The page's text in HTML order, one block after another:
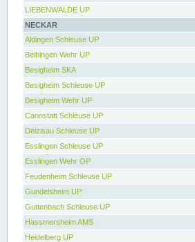
LIEBENWALDE UP
NECKAR
Aldingen Schleuse UP
Beihingen Wehr UP
Besigheim SKA
Besigheim Schleuse UP
Besigheim Wehr UP
Cannstatt Schleuse UP
Deizisau Schleuse UP
Esslingen Schleuse UP
Esslingen Wehr OP
Feudenheim Schleuse UP
Gundelsheim UP
Guttenbach Schleuse UP
Hassmersheim AMS
Heidelberg UP